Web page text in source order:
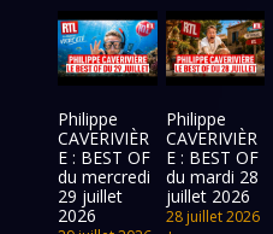
Philippe
CAVERIVIÈR
E : BEST OF
du mercredi
29 juillet
2026
Philippe
CAVERIVIÈR
E : BEST OF
du mardi 28
juillet 2026
28 juillet 2026